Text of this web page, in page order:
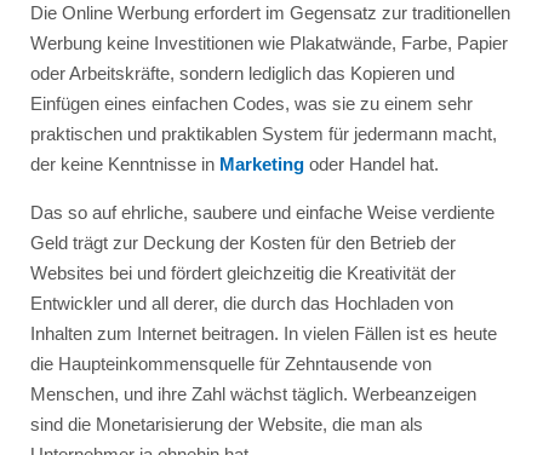
Die Online Werbung erfordert im Gegensatz zur traditionellen
Werbung keine Investitionen wie Plakatwände, Farbe, Papier
oder Arbeitskräfte, sondern lediglich das Kopieren und
Einfügen eines einfachen Codes, was sie zu einem sehr
praktischen und praktikablen System für jedermann macht,
der keine Kenntnisse in Marketingoder Handel hat.
Das so auf ehrliche, saubere und einfache Weise verdiente
Geld trägt zur Deckung der Kosten für den Betrieb der
Websites bei und fördert gleichzeitig die Kreativität der
Entwickler und all derer, die durch das Hochladen von
Inhalten zum Internet beitragen. In vielen Fällen ist es heute
die Haupteinkommensquelle für Zehntausende von
Menschen, und ihre Zahl wächst täglich. Werbeanzeigen
sind die Monetarisierung der Website, die man als